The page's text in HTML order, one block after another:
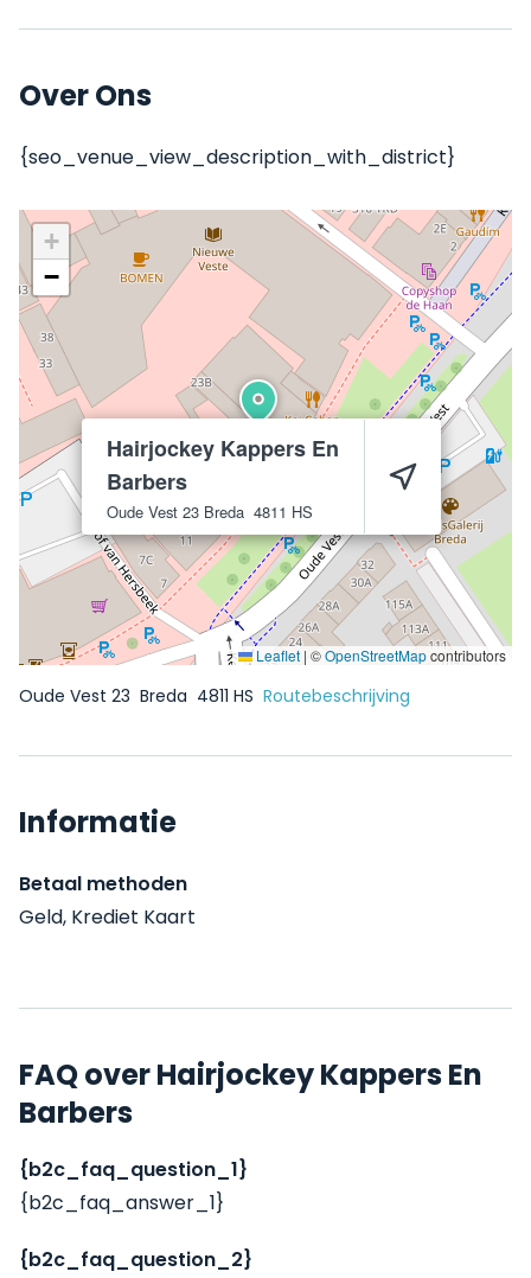
Over Ons
{seo_venue_view_description_with_district}
Hairjockey Kappers En
Barbers
Oude Vest 23 Breda 4811 HS
+
−
Leaflet | ©OpenStreetMapcontributors
Oude Vest 23 Breda 4811 HS Routebeschrijving
Informatie
Betaal methoden
Geld, Krediet Kaart
FAQ over Hairjockey Kappers En
Barbers
{b2c_faq_question_1}
{b2c_faq_answer_1}
{b2c_faq_question_2}